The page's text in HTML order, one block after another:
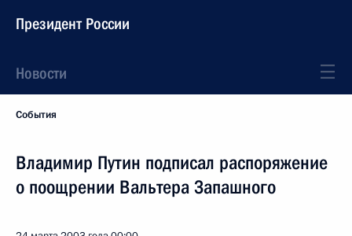
Президент России
Новости
События
Владимир Путин подписал распоряжение
о поощрении Вальтера Запашного